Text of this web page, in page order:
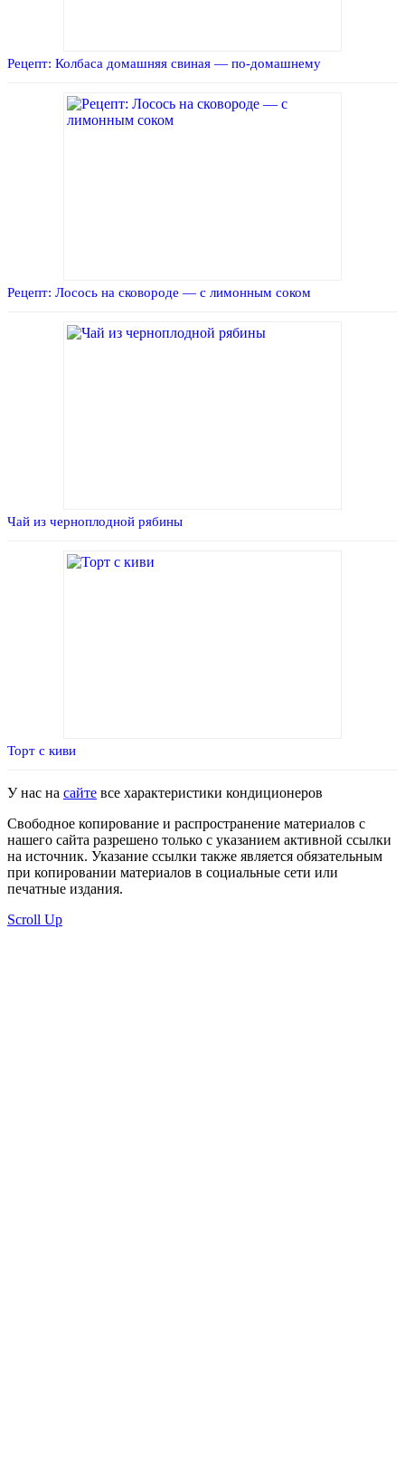
Рецепт: Колбаса домашняя свиная — по-домашнему
Рецепт: Лосось на сковороде — с лимонным соком
Чай из черноплодной рябины
Торт с киви
У нас на сайте все характеристики кондиционеров
Свободное копирование и распространение материалов с
нашего сайта разрешено только с указанием активной ссылки
на источник. Указание ссылки также является обязательным
при копировании материалов в социальные сети или
печатные издания.
Scroll Up